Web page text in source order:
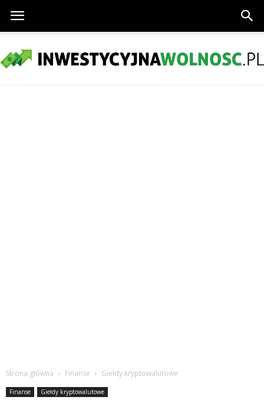
Strona główna Finanse Giełdy kryptowalutowe
Finanse Giełdy kryptowalutowe